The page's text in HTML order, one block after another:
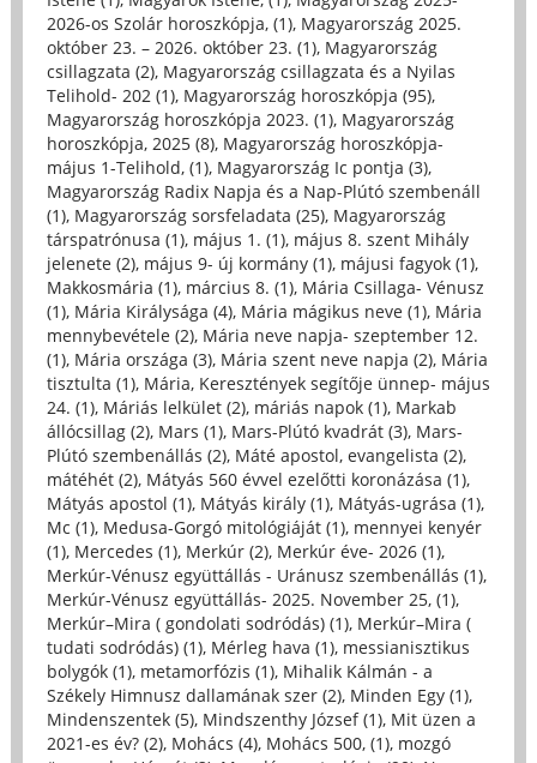
2026-os Szolár horoszkópja, (1), Magyarország 2025.
október 23. – 2026. október 23. (1), Magyarország
csillagzata (2), Magyarország csillagzata és a Nyilas
Telihold- 202 (1), Magyarország horoszkópja (95),
Magyarország horoszkópja 2023. (1), Magyarország
horoszkópja, 2025 (8), Magyarország horoszkópja-
május 1-Telihold, (1), Magyarország Ic pontja (3),
Magyarország Radix Napja és a Nap-Plútó szembenáll
(1), Magyarország sorsfeladata (25), Magyarország
társpatrónusa (1), május 1. (1), május 8. szent Mihály
jelenete (2), május 9- új kormány (1), májusi fagyok (1),
Makkosmária (1), március 8. (1), Mária Csillaga- Vénusz
(1), Mária Királysága (4), Mária mágikus neve (1), Mária
mennybevétele (2), Mária neve napja- szeptember 12.
(1), Mária országa (3), Mária szent neve napja (2), Mária
tisztulta (1), Mária, Keresztények segítője ünnep- május
24. (1), Máriás lelkület (2), máriás napok (1), Markab
állócsillag (2), Mars (1), Mars-Plútó kvadrát (3), Mars-
Plútó szembenállás (2), Máté apostol, evangelista (2),
mátéhét (2), Mátyás 560 évvel ezelőtti koronázása (1),
Mátyás apostol (1), Mátyás király (1), Mátyás-ugrása (1),
Mc (1), Medusa-Gorgó mitológiáját (1), mennyei kenyér
(1), Mercedes (1), Merkúr (2), Merkúr éve- 2026 (1),
Merkúr-Vénusz együttállás - Uránusz szembenállás (1),
Merkúr-Vénusz együttállás- 2025. November 25, (1),
Merkúr–Mira ( gondolati sodródás) (1), Merkúr–Mira (
tudati sodródás) (1), Mérleg hava (1), messianisztikus
bolygók (1), metamorfózis (1), Mihalik Kálmán - a
Székely Himnusz dallamának szer (2), Minden Egy (1),
Mindenszentek (5), Mindszenthy József (1), Mit üzen a
2021-es év? (2), Mohács (4), Mohács 500, (1), mozgó